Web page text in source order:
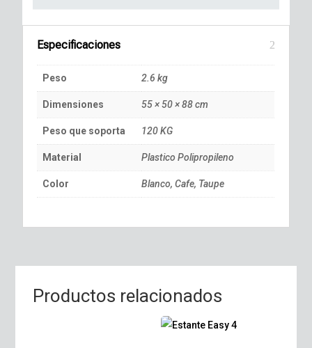
Especificaciones
Peso 2.6 kg
Dimensiones 55 × 50 × 88 cm
Peso que soporta 120 KG
Material Plastico Polipropileno
Color Blanco, Cafe, Taupe
Productos relacionados